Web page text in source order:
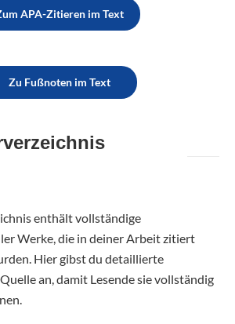
APA-Zitieren im Text
Zu Fußnoten im Text
enthält vollständige
Werke, die in deiner Arbeit zitiert
Hier gibst du detaillierte
an, damit Lesende sie vollständig